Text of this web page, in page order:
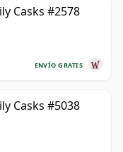
Casks #2578
ENVÍO GRATIS
Casks #5038